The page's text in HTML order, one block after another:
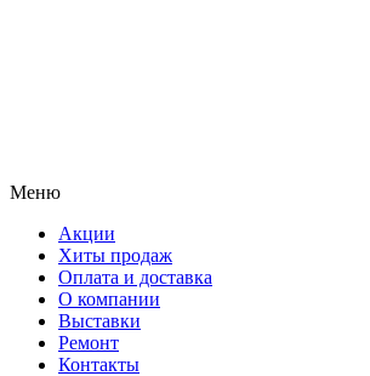
Меню
Акции
Хиты продаж
Оплата и доставка
О компании
Выставки
Ремонт
Контакты